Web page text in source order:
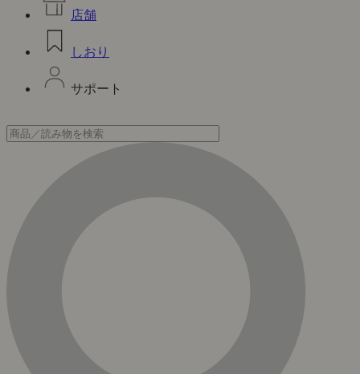
店舗
しおり
サポート